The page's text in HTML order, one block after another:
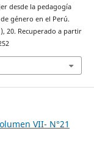
desde la pedagogía
género en el Perú.
20. Recuperado a partir
VII- N°21